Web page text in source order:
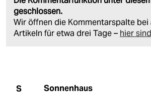
geschlossen.
Wir öffnen die Kommentarspalte bei
Artikeln für etwa drei Tage – hier
S Sonnenhaus